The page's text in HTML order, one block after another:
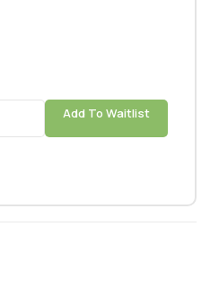
Add To Waitlist